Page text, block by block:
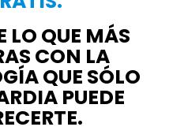
LO QUE MÁS
CON LA
QUE SÓLO
PUEDE